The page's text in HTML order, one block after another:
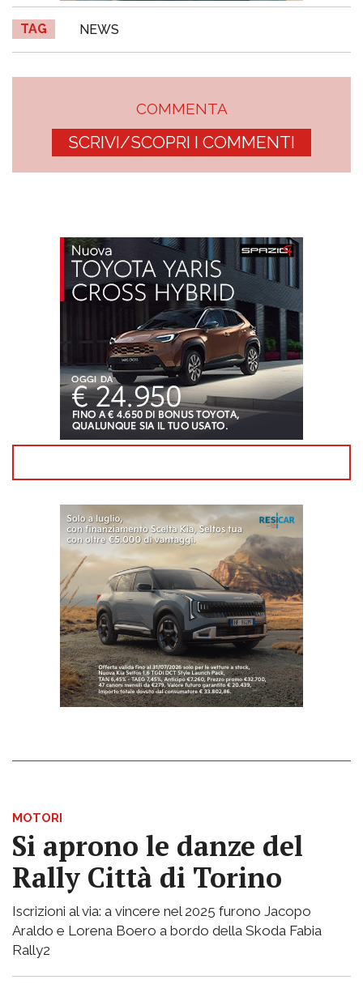
TAG NEWS
COMMENTA
SCRIVI/SCOPRI I COMMENTI
MOTORI
Si aprono le danze del
Rally Città di Torino
Iscrizioni al via: a vincere nel 2025 furono Jacopo
Araldo e Lorena Boero a bordo della Skoda Fabia
Rally2